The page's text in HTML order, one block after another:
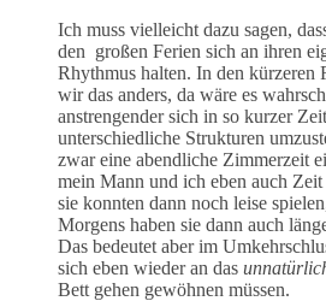
Ich muss vielleicht dazu sagen,
den großen Ferien sich an ihren
Rhythmus halten. In den kürzeren
wir das anders, da wäre es
anstrengender sich in so kurzer
unterschiedliche Strukturen
zwar eine abendliche Zimmerzeit
mein Mann und ich eben auch
sie konnten dann noch leise
Morgens haben sie dann auch
Das bedeutet aber im
sich eben wieder an das
Bett gehen gewöhnen müssen.